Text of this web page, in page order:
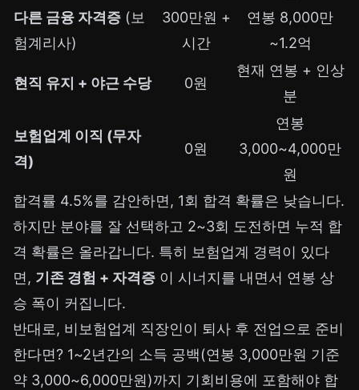
다른 금융 자격증 (보
험계리사)
300만원 +
시간
연봉 8,000만
~1.2억
현직 유지 + 야근 수당 0원
현재 연봉 + 인상
분
보험업계 이직 (무자
격)
0원
연봉
3,000~4,000만
원
합격률 4.5%를 감안하면, 1회 합격 확률은 낮습니다.
하지만 분야를 잘 선택하고 2~3회 도전하면 누적 합
격 확률은 올라갑니다. 특히 보험업계 경력이 있다
면, 기존 경험 + 자격증 이 시너지를 내면서 연봉 상
승 폭이 커집니다.
반대로, 비보험업계 직장인이 퇴사 후 전업으로 준비
한다면? 1~2년간의 소득 공백(연봉 3,000만원 기준
약 3,000~6,000만원)까지 기회비용에 포함해야 합